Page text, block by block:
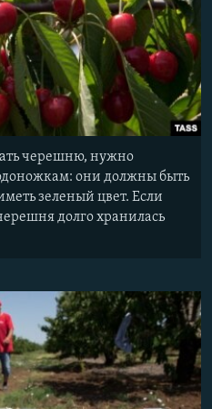
черешню, нужно
они должны быть
зеленый цвет. Если
долго хранилась